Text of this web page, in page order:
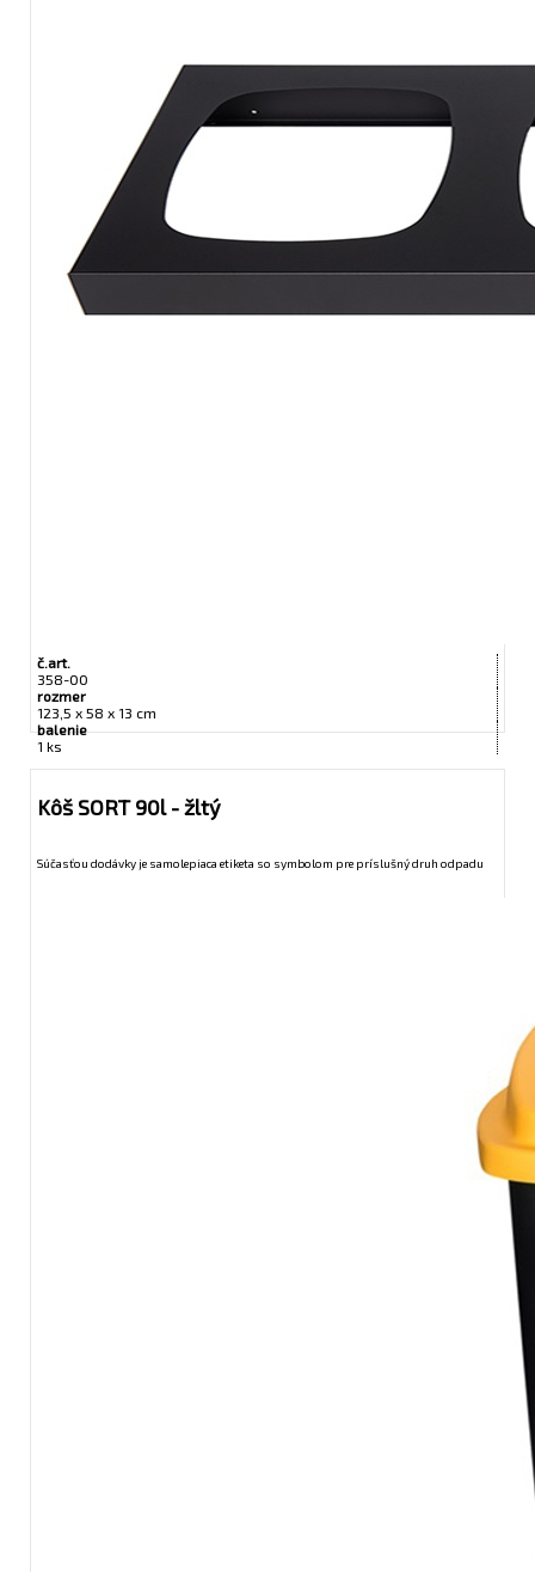
č.art.
358-00
rozmer
123,5 x 58 x 13 cm
balenie
1 ks
Kôš SORT 90l - žltý
Súčasťou dodávky je samolepiaca etiketa so symbolom pre príslušný druh odpadu